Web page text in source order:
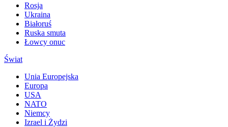
Rosja
Ukraina
Białoruś
Ruska smuta
Łowcy onuc
Świat
Unia Europejska
Europa
USA
NATO
Niemcy
Izrael i Żydzi